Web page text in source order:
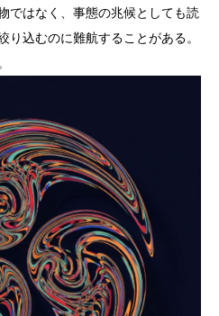
ではなく、事態の兆候としても読
り込むのに難航することがある。